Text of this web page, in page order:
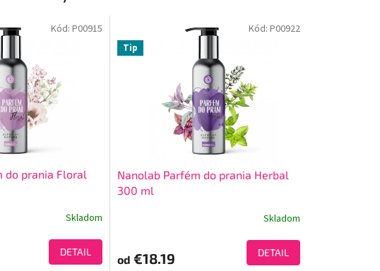
do prania Floral
Skladom
DETAIL
Kód: P00915
Tip
Nanolab Parfém do prania Herbal
300 ml
Skladom
od €18.19 DETAIL
Kód: P00922